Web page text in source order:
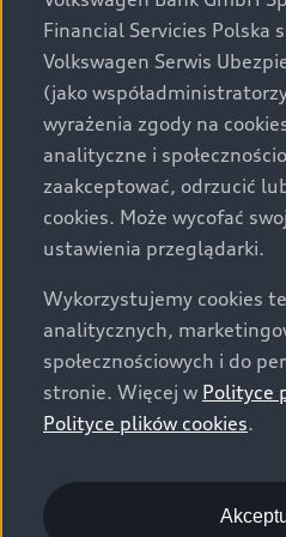
za dopłatą. Wiążące ustalenie
specyfikacji pojazdu
określenie parametrów
świadectwo homologacji typu
sobie prawo do zmian i
prezentowane na stronie są
zamieszczania. W celu
informacji prosimy
Audi.
Wszystkie produkowane
są wykonywane z materiałów
względem możliwości
określone w normie ISO
europejskimi świadectwami
o.o. podlega obowiązkowi
użytkownikom samochodów
Financial Servicies Polska
Volkswagen Serwis
(jako
wyrażenia zgody na
analityczne i
zaakceptować, odrzucić
cookies. Może wycofać
ustawienia przeglądarki.
Wykorzystujemy cookies
analitycznych,
społecznościowych i do
stronie. Więcej w Polityce
Polityce plików cookies.